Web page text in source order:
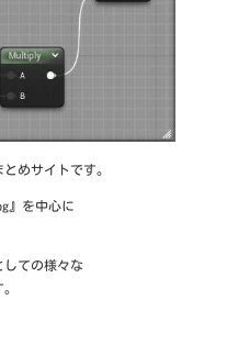
めサイトです。
』を中心に
しての様々な